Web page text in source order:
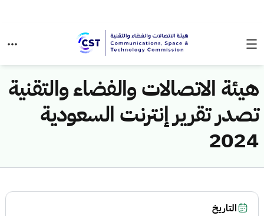
هيئة الاتصالات والفضاء والتقنية
تصدر تقرير إنترنت السعودية
2024
التاريخ